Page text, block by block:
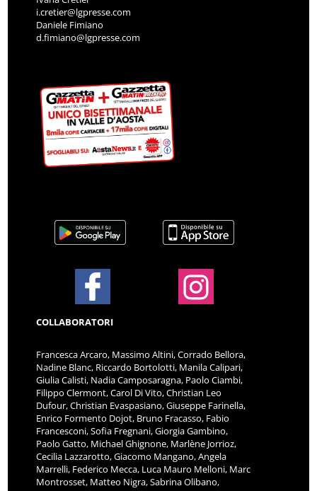
i.cretier@lgpresse.com
Daniele Fimiano
d.fimiano@lgpresse.com
COLLABORATORI
Francesca Arcaro, Massimo Altini, Corrado Bellora,
Nadine Blanc, Riccardo Bortolotti, Manila Calipari,
Giulia Calisti, Nadia Camposaragna, Paolo Ciambi,
Filippo Clermont, Carol Di Vito, Christian Leo
Dufour, Christian Evaspasiano, Giuseppe Farinella,
Enrico Formento Dojot, Bruno Fracasso, Fabio
Francesconi, Sofia Fregnani, Giorgia Gambino,
Paolo Gatto, Michael Ghignone, Marlène Jorrioz,
Cecilia Lazzarotto, Giacomo Mangano, Angela
Marrelli, Federico Mecca, Luca Mauro Melloni, Marc
Montrosset, Matteo Nigra, Sabrina Olibano,